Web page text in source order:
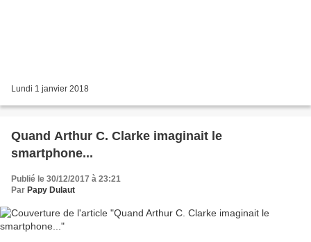
Lundi 1 janvier 2018
Quand Arthur C. Clarke imaginait le
smartphone...
Publié le 30/12/2017 à 23:21
Par Papy Dulaut